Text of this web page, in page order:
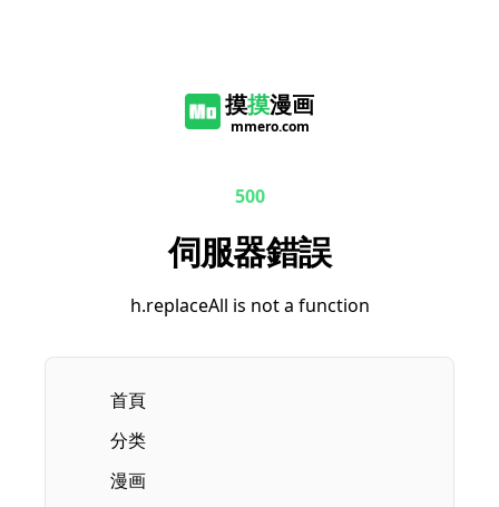
摸摸漫画
mmero.com
500
伺服器錯誤
h.replaceAll is not a function
首頁
分类
漫画